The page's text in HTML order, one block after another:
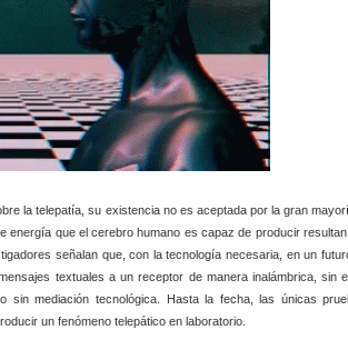
la telepatía, su existencia no es aceptada por la gran
energía que el cerebro humano es capaz de producir
señalan que, con la tecnología necesaria, en un
textuales a un receptor de manera inalámbrica, sin
mediación tecnológica. Hasta la fecha, las únicas
un fenómeno telepático en laboratorio.